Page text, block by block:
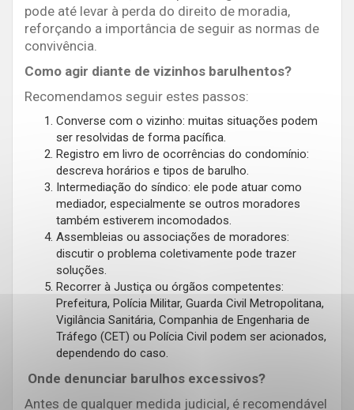
pode até levar à perda do direito de moradia,
reforçando a importância de seguir as normas de
convivência.
Como agir diante de vizinhos barulhentos?
Recomendamos seguir estes passos:
Converse com o vizinho: muitas situações podem
ser resolvidas de forma pacífica.
Registro em livro de ocorrências do condomínio:
descreva horários e tipos de barulho.
Intermediação do síndico: ele pode atuar como
mediador, especialmente se outros moradores
também estiverem incomodados.
Assembleias ou associações de moradores:
discutir o problema coletivamente pode trazer
soluções.
Recorrer à Justiça ou órgãos competentes:
Prefeitura, Polícia Militar, Guarda Civil Metropolitana,
Vigilância Sanitária, Companhia de Engenharia de
Tráfego (CET) ou Polícia Civil podem ser acionados,
dependendo do caso.
Onde denunciar barulhos excessivos?
Antes de qualquer medida judicial, é recomendável